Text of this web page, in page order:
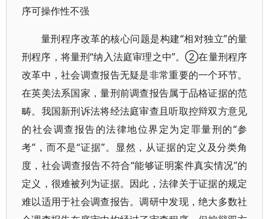
序可操作性不强
量刑程序改革的核心问题是构建“相对独立”的量
刑程序，将量刑“纳入法庭审理之中”。②在量刑程序
改革中，社会调查报告无疑是非常重要的一个环节。
在英美法系国家，量刑前调查报告属于品格证据的范
畴。我国新刑诉法将经法庭审查且听取控辩双方意见
的社会调查报告的法律地位界定为定罪量刑的“参
考”，而不是“证据”。显然，从证据的定义及分类角
度，社会调查报告不符合“能够证明案件真实情况”的
定义，很难被列为证据。因此，法律关于证据的规定
难以适用于社会调查报告。调研中发现，绝大多数社